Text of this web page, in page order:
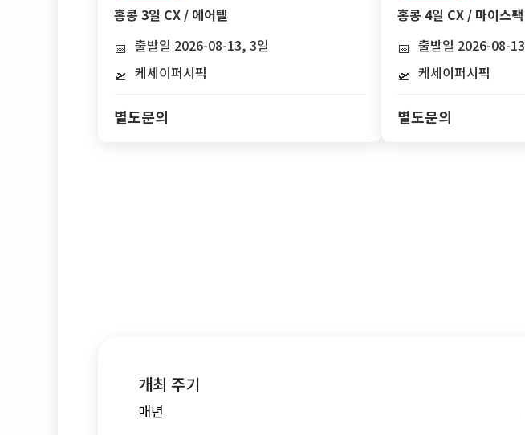
홍콩 3일 CX / 에어텔
📅 출발일 2026-08-13, 3일
🛫 케세이퍼시픽
별도문의
홍콩 4일 CX / 마이스팩
📅 출발일 2026-08-
🛫 케세이퍼시픽
별도문의
개최 주기
매년